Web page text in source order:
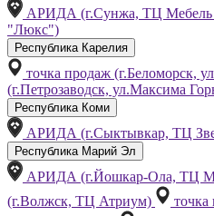
АРИДА (г.Сунжа, ТЦ Мебель
"Люкс")
Республика Карелия
точка продаж (г.Беломорск,
(г.Петрозаводск, ул.Максима
Республика Коми
АРИДА (г.Сыктывкар, ТЦ
Республика Марий Эл
АРИДА (г.Йошкар-Ола, ТЦ
(г.Волжск, ТЦ Атриум)
точка